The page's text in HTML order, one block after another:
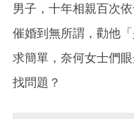
男子，十年相親百次
催婚到無所謂，勸他
求簡單，奈何女士們
找問題？